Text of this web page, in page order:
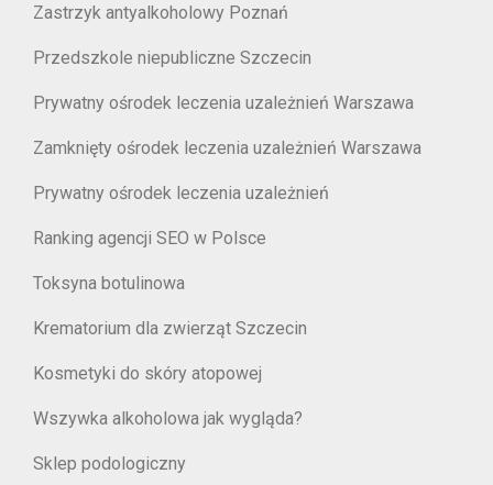
Zastrzyk antyalkoholowy Poznań
Przedszkole niepubliczne Szczecin
Prywatny ośrodek leczenia uzależnień Warszawa
Zamknięty ośrodek leczenia uzależnień Warszawa
Prywatny ośrodek leczenia uzależnień
Ranking agencji SEO w Polsce
Toksyna botulinowa
Krematorium dla zwierząt Szczecin
Kosmetyki do skóry atopowej
Wszywka alkoholowa jak wygląda?
Sklep podologiczny